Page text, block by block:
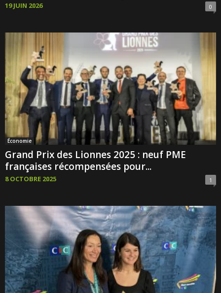
19 JUIN 2026 0
Économie
Grand Prix des Lionnes 2025 : neuf PME
françaises récompensées pour...
8 OCTOBRE 2025 1